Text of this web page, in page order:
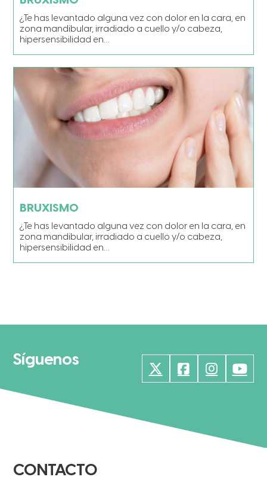
¿Te has levantado alguna vez con dolor en la cara, en
zona mandibular, irradiado a cuello y/o cabeza,
hipersensibilidad en…
BRUXISMO
¿Te has levantado alguna vez con dolor en la cara, en
zona mandibular, irradiado a cuello y/o cabeza,
hipersensibilidad en…
Síguenos
CONTACTO